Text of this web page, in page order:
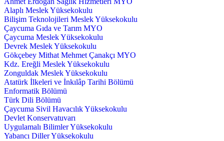
Alaplı Meslek Yüksekokulu
Bilişim Teknolojileri Meslek Yüksekokulu
Çaycuma Gıda ve Tarım MYO
Çaycuma Meslek Yüksekokulu
Devrek Meslek Yüksekokulu
Gökçebey Mithat Mehmet Çanakçı MYO
Kdz. Ereğli Meslek Yüksekokulu
Zonguldak Meslek Yüksekokulu
Atatürk İlkeleri ve İnkılâp Tarihi Bölümü
Enformatik Bölümü
Türk Dili Bölümü
Çaycuma Sivil Havacılık Yüksekokulu
Devlet Konservatuvarı
Uygulamalı Bilimler Yüksekokulu
Yabancı Diller Yüksekokulu